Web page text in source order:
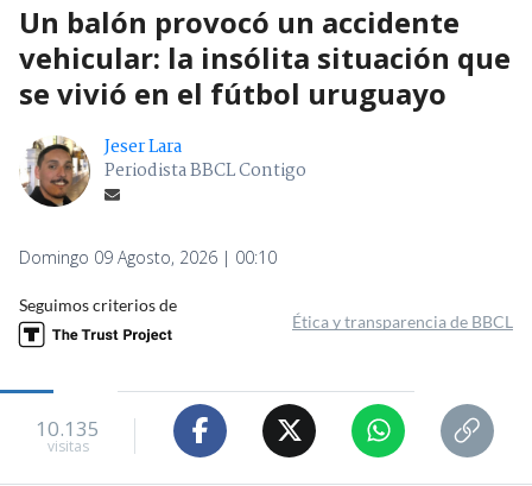
Un balón provocó un accidente
vehicular: la insólita situación que
se vivió en el fútbol uruguayo
Jeser Lara
Periodista BBCL Contigo
Domingo 09 Agosto, 2026 | 00:10
Seguimos criterios de
Ética y transparencia de BBCL
10.135
visitas